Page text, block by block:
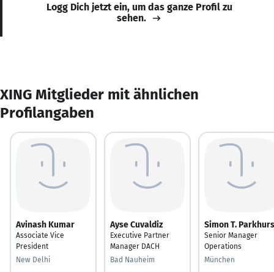
Logg Dich jetzt ein, um das ganze Profil zu
sehen.
XING Mitglieder mit ähnlichen
Profilangaben
Avinash Kumar
Associate Vice
President
New Delhi
Ayse Cuvaldiz
Executive Partner
Manager DACH
Bad Nauheim
Simon T.
Senior Manager
Operations
München